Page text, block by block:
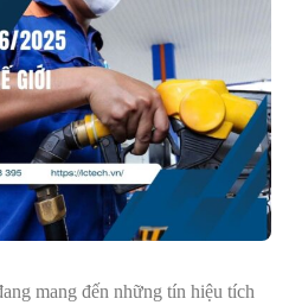
mang đến những tín hiệu tích